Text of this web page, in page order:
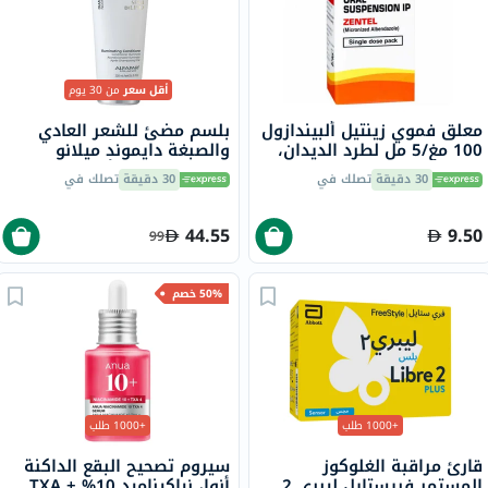
معلق فموي زينتيل ألبيندازول
100 مغ/5 مل لطرد الديدان،
20 مل 30 دقيقة تصلك في
9.50
أقل سعرمن 30 يوم
بلسم مضئ للشعر العادي
والصبغة دايموند ميلانو
سيمي دي لينو ألفابارف
ميلانو، 200 مل30 دقيقة تصلك في
44.55
99
+1000 طلب
قارئ مراقبة الغلوكوز
50% خصم
+1000 طلب
سيروم تصحيح البقع الداكنة